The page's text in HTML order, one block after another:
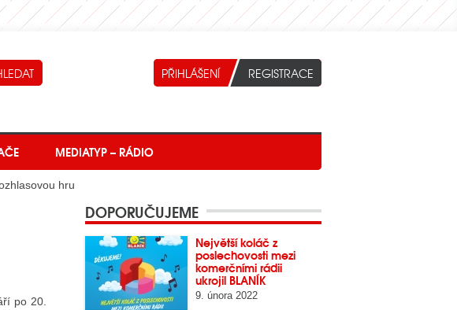
MEDIATYP – RÁDIO
hru
po 20.
DOPORUČUJEME
Největší koláč z
poslechovosti mezi
komerčními rádii
ukrojil BLANÍK
9. února 2022